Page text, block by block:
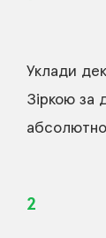
Уклади
Зіркою за
2